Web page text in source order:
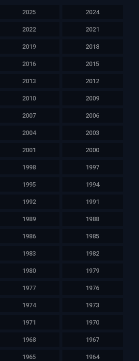
2025 2024
2022 2021
2019 2018
2016 2015
2013 2012
2010 2009
2007 2006
2004 2003
2001 2000
1998 1997
1995 1994
1992 1991
1989 1988
1986 1985
1983 1982
1980 1979
1977 1976
1974 1973
1971 1970
1968 1967
1965 1964